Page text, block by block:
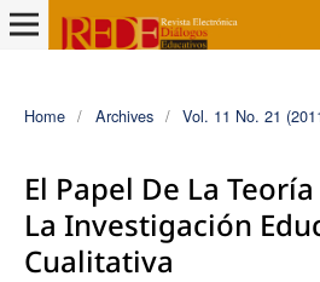
Home / Archives / Vol. 11 No. 21
El Papel De La
La Investigación
Cualitativa